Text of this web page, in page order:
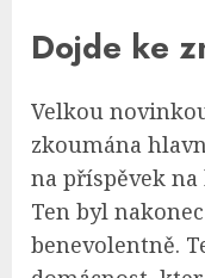
Dojde ke
Velkou
zkoumána
na příspěvek
Ten byl
benevolentně.